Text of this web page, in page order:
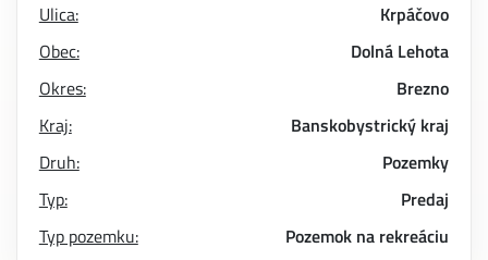
Ulica:
Krpáčovo
Obec:
Dolná Lehota
Okres:
Brezno
Kraj:
Banskobystrický kraj
Druh:
Pozemky
Typ:
Predaj
Typ pozemku:
Pozemok na rekreáciu